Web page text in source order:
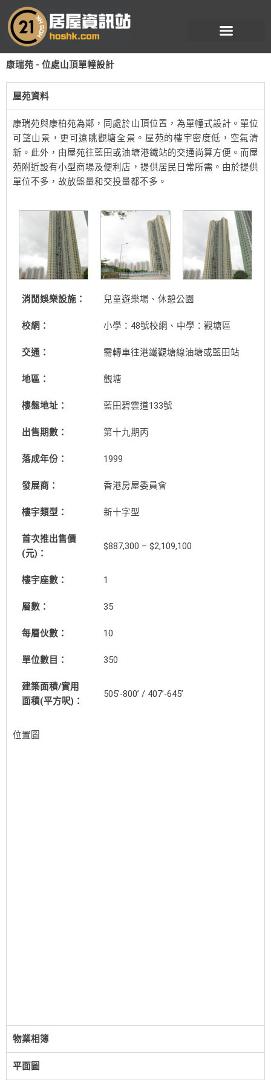
至
內康瑞苑 - 位處山頂單幢設計
屋苑資料
康瑞苑與康柏苑為鄰，同處於山頂位置，為單幢式設計。單位
可望山景，更可遠眺觀塘全景。屋苑的樓宇密度低，空氣清
新。此外，由屋苑往藍田或油塘港鐵站的交通尚算方便。而屋
苑附近設有小型商場及便利店，提供居民日常所需。由於提供
單位不多，故放盤量和交投量都不多。
消閒娛樂設施： 兒童遊樂場、休憩公園
校網： 小學：48號校網、中學：觀塘區
交通： 需轉車往港鐵觀塘線油塘或藍田站
地區： 觀塘
樓盤地址： 藍田碧雲道133號
出售期數： 第十九期丙
落成年份： 1999
發展商： 香港房屋委員會
樓宇類型： 新十字型
首次推出售價
(元)：
$887,300 – $2,109,100
樓宇座數： 1
層數： 35
每層伙數： 10
單位數目： 350
建築面積/實用
面積(平方呎)：
505’-800’ / 407’-645’
位置圖
物業相簿
平面圖